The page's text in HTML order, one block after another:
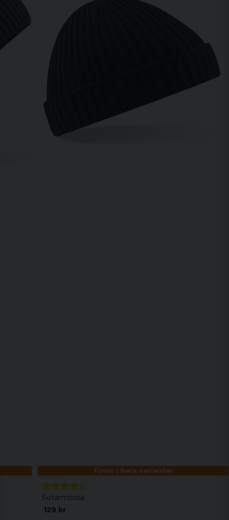
Finns i flera varianter
Sotarmössa
129 kr